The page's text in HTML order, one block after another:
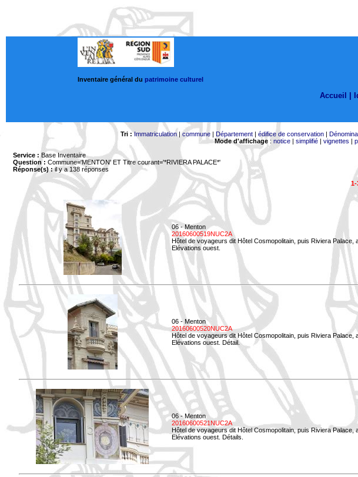
Inventaire général du patrimoine culturel
Accueil |
Tri : Immatriculation|commune| Département| édifice de conservation|
Mode d'affichage: notice| simplifié| vignettes |
Service : Base Inventaire
Question : Commune='MENTON' ET Titre courant='*RIVIERA PALACE*'
Réponse(s) :il y a 138 réponses
1-
06 - Menton
20160600519NUC2A
Hôtel de voyageurs dit Hôtel Cosmopolitain, puis Riviera Palace,
Elévations ouest.
06 - Menton
20160600520NUC2A
Hôtel de voyageurs dit Hôtel Cosmopolitain, puis Riviera Palace,
Elévations ouest. Détail.
06 - Menton
20160600521NUC2A
Hôtel de voyageurs dit Hôtel Cosmopolitain, puis Riviera Palace,
Elévations ouest. Détails.